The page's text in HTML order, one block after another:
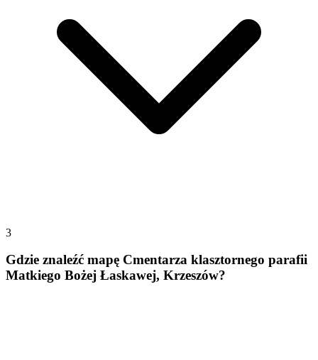
3
Gdzie znaleźć mapę Cmentarza klasztornego parafii
Matkiego Bożej Łaskawej, Krzeszów?